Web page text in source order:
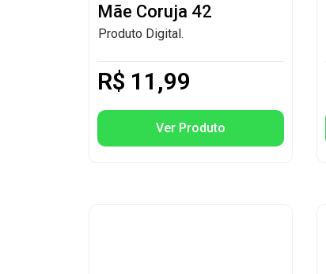
Mãe Coruja 42
Produto Digital.
R$ 11,99
Ver Produto